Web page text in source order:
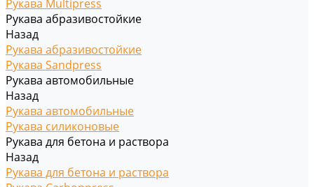
Рукава Multipress
Рукава абразивостойкие
Назад
Рукава абразивостойкие
Рукава Sandpress
Рукава автомобильные
Назад
Рукава автомобильные
Рукава силиконовые
Рукава для бетона и раствора
Назад
Рукава для бетона и раствора